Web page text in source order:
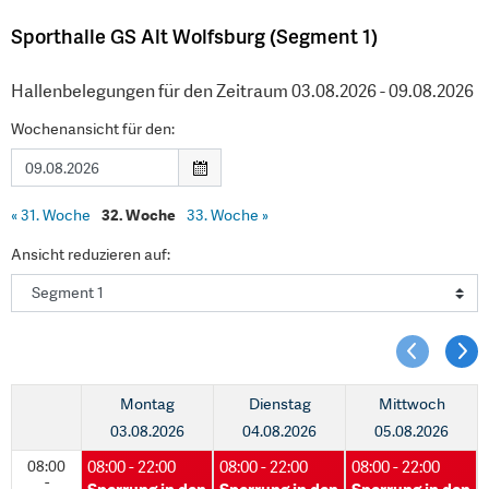
Sporthalle GS Alt Wolfsburg (Segment 1)
Hallenbelegungen für den Zeitraum 03.08.2026 - 09.08.2026
Wochenansicht für den:
«31. Woche 32. Woche 33. Woche »
Ansicht reduzieren auf:
08:00
-
Montag
03.08.2026
08:00 - 22:00
08:00 - 22:00
Dienstag
04.08.2026
08:00 - 22:00
08:00 - 22:00
Mittwoch
05.08.2026
08:00 - 22:00
08:00 - 22:00